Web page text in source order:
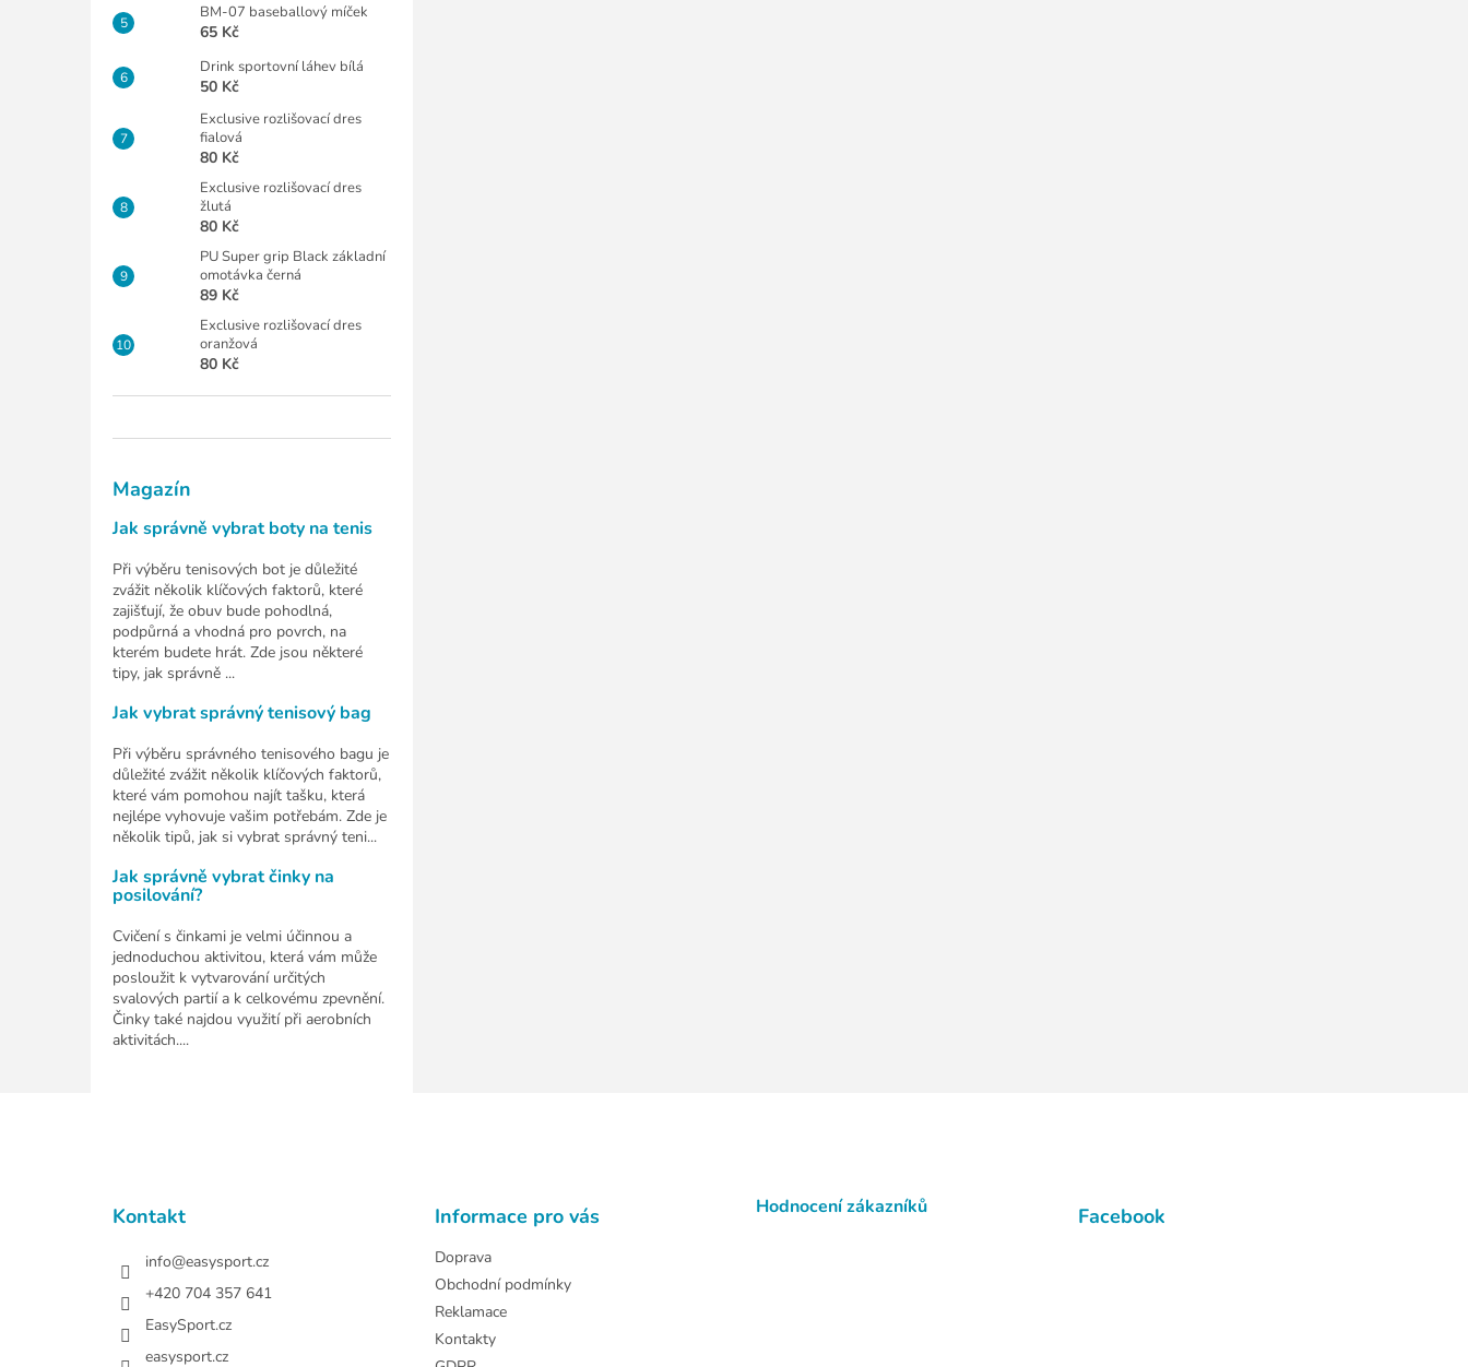
BM-07 baseballový míček
65 Kč
Drink sportovní láhev bílá
50 Kč
Exclusive rozlišovací dres
fialová
80 Kč
Exclusive rozlišovací dres
žlutá
80 Kč
PU Super grip Black základní
omotávka černá
89 Kč
Exclusive rozlišovací dres
oranžová
80 Kč
Magazín
Jak správně vybrat boty na tenis
Při výběru tenisových bot je důležité
zvážit několik klíčových faktorů, které
zajišťují, že obuv bude pohodlná,
podpůrná a vhodná pro povrch, na
kterém budete hrát. Zde jsou některé
tipy, jak správně ...
Jak vybrat správný tenisový bag
Při výběru správného tenisového bagu je
důležité zvážit několik klíčových faktorů,
které vám pomohou najít tašku, která
nejlépe vyhovuje vašim potřebám. Zde je
několik tipů, jak si vybrat správný teni...
Jak správně vybrat činky na
posilování?
Cvičení s činkami je velmi účinnou a
jednoduchou aktivitou, která vám může
posloužit k vytvarování určitých
svalových partií a k celkovému zpevnění.
Činky také najdou využití při aerobních
aktivitách....
Kontakt
info@easysport.cz
+420 704 357 641
EasySport.cz
easysport.cz
Informace pro vás
Doprava
Obchodní podmínky
Reklamace
Kontakty
Hodnocení zákazníků Facebook